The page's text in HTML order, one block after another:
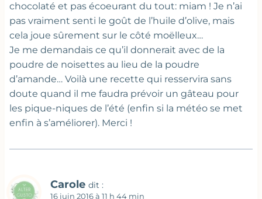
chocolaté et pas écoeurant du tout: miam ! Je n’ai
pas vraiment senti le goût de l’huile d’olive, mais
cela joue sûrement sur le côté moëlleux…
Je me demandais ce qu’il donnerait avec de la
poudre de noisettes au lieu de la poudre
d’amande… Voilà une recette qui resservira sans
doute quand il me faudra prévoir un gâteau pour
les pique-niques de l’été (enfin si la météo se met
enfin à s’améliorer). Merci !
Carole dit :
16 juin 2016 à 11 h 44 min